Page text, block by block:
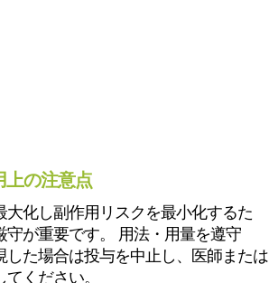
上の注意点
大化し副作用リスクを最小化するた
守が重要です。 用法・用量を遵守
した場合は投与を中止し、医師または
ください。